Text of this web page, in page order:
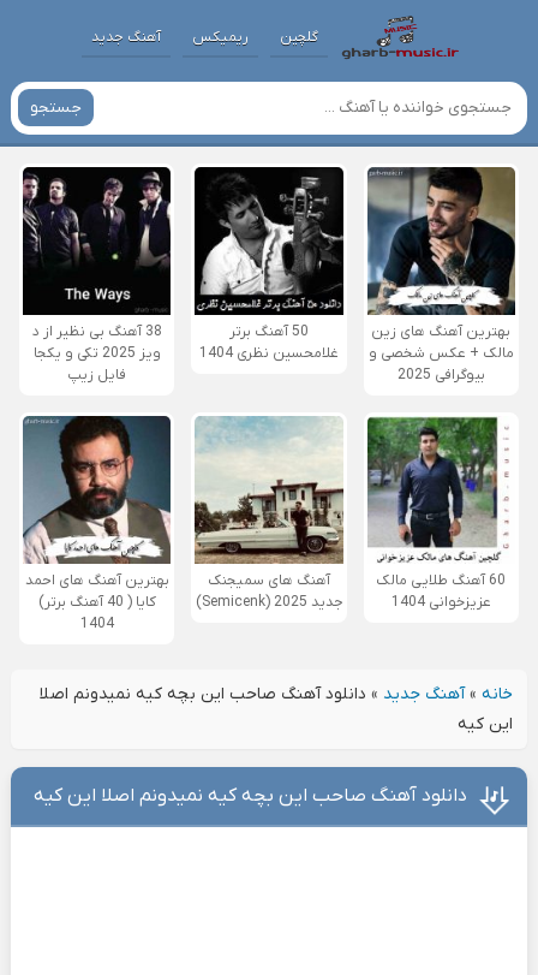
گلچین ریمیکس آهنگ جدید
جستجو
بهترین آهنگ های زین
مالک + عکس شخصی و
بیوگرافی 2025
50 آهنگ برتر
غلامحسین نظری 1404
38 آهنگ بی نظیر از د
ویز 2025 تکی و یکجا
فایل زیپ
60 آهنگ طلایی مالک
عزیزخوانی 1404
آهنگ های سمیجنک
جدید 2025 (Semicenk)
بهترین آهنگ های احمد
کایا ( 40 آهنگ برتر)
1404
خانه»آهنگ جدید » دانلود آهنگ صاحب این بچه کیه نمیدونم اصلا
این کیه
دانلود آهنگ صاحب این بچه کیه نمیدونم اصلا این کیه